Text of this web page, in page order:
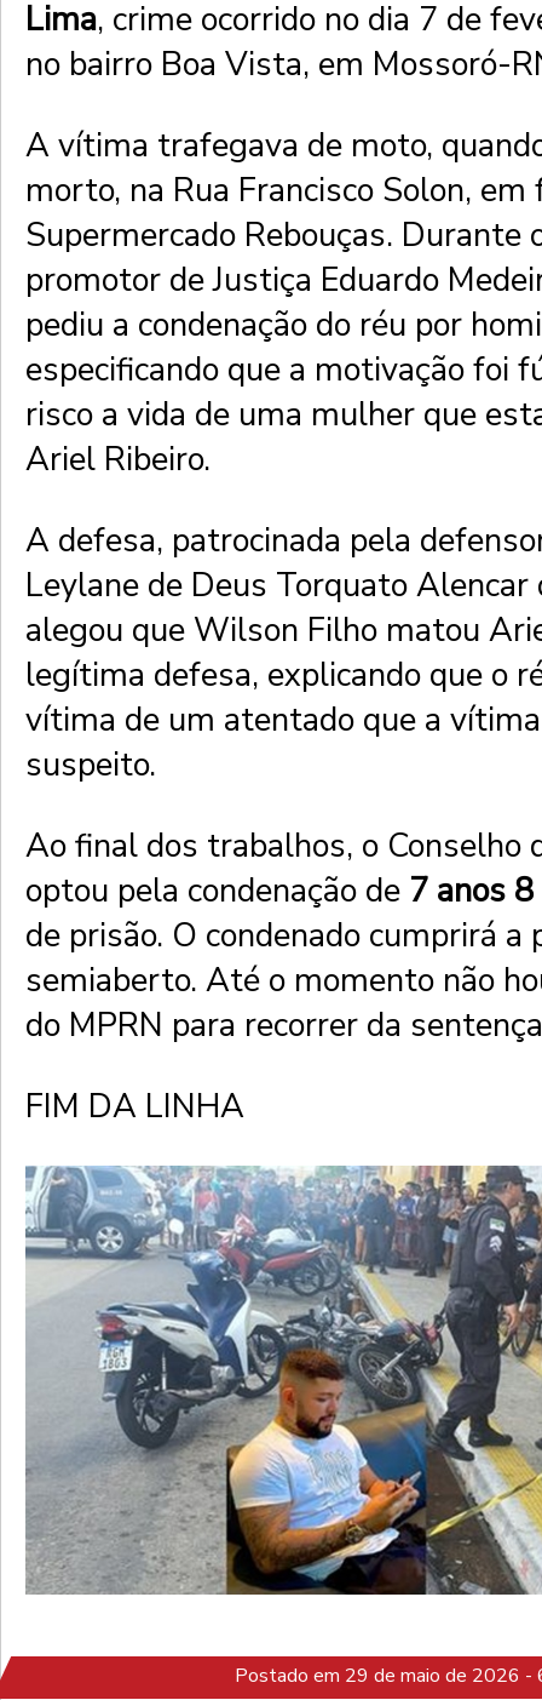
Lima, crime ocorrido no dia 7 de
no bairro Boa Vista, em Mossoró-
A vítima trafegava de moto,
morto, na Rua Francisco Solon,
Supermercado Rebouças. Durante
promotor de Justiça Eduardo
pediu a condenação do réu por
especificando que a motivação foi
risco a vida de uma mulher que
Ariel Ribeiro.
A defesa, patrocinada pela
Leylane de Deus Torquato Alencar
alegou que Wilson Filho matou
legítima defesa, explicando que o
vítima de um atentado que a
suspeito.
Ao final dos trabalhos, o Conselho
optou pela condenação de 7 anos 8
de prisão. O condenado cumprirá a
semiaberto. Até o momento não
do MPRN para recorrer da
FIM DA LINHA
Postado em 29 de maio de 2026 -